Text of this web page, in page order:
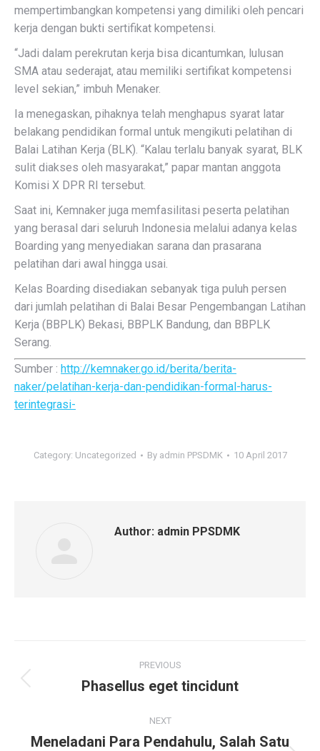
mempertimbangkan kompetensi yang dimiliki oleh pencari
kerja dengan bukti sertifikat kompetensi.
“Jadi dalam perekrutan kerja bisa dicantumkan, lulusan
SMA atau sederajat, atau memiliki sertifikat kompetensi
level sekian,” imbuh Menaker.
Ia menegaskan, pihaknya telah menghapus syarat latar
belakang pendidikan formal untuk mengikuti pelatihan di
Balai Latihan Kerja (BLK). “Kalau terlalu banyak syarat, BLK
sulit diakses oleh masyarakat,” papar mantan anggota
Komisi X DPR RI tersebut.
Saat ini, Kemnaker juga memfasilitasi peserta pelatihan
yang berasal dari seluruh Indonesia melalui adanya kelas
Boarding yang menyediakan sarana dan prasarana
pelatihan dari awal hingga usai.
Kelas Boarding disediakan sebanyak tiga puluh persen
dari jumlah pelatihan di Balai Besar Pengembangan Latihan
Kerja (BBPLK) Bekasi, BBPLK Bandung, dan BBPLK
Serang.
Sumber : http://kemnaker.go.id/berita/berita-
naker/pelatihan-kerja-dan-pendidikan-formal-harus-
terintegrasi-
Category: Uncategorized By admin PPSDMK 10 April 2017
Author: admin PPSDMK
navigation
PREVIOUS
Previous
Phasellus eget tincidunt
NEXT
Meneladani Para Pendahulu, Salah Satu